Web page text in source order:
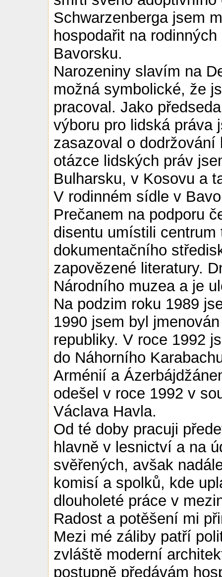
Schwarzenberga jsem
hospodařit na
Bavorsku.
Narozeniny slavím na
možná symbolické, že
pracoval. Jako
výboru pro lidská práva
zasazoval o
otázce lidských práv
Bulharsku, v Kosovu a
V rodinném sídle v
Prečanem na podporu
disentu umístili
dokumentačního
zapovězené literatury.
Národního muzea a je
Na podzim roku 1989
1990 jsem byl
republiky. V roce 1992
do Náhorního
Arménií a
odešel v roce 1992 v
Václava Havla.
Od té doby pracuji
hlavně v lesnictví a na
svěřených, avšak
komisí a spolků, kde
dlouholeté práce v
Radost a potěšení mi
Mezi mé záliby patří
zvláště moderní
postupně předávám